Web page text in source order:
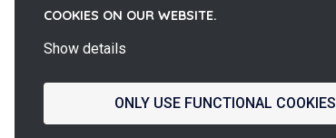
COOKIES ON OUR WEBSITE.
Show details
ONLY USE FUNCTIONAL COOKIES